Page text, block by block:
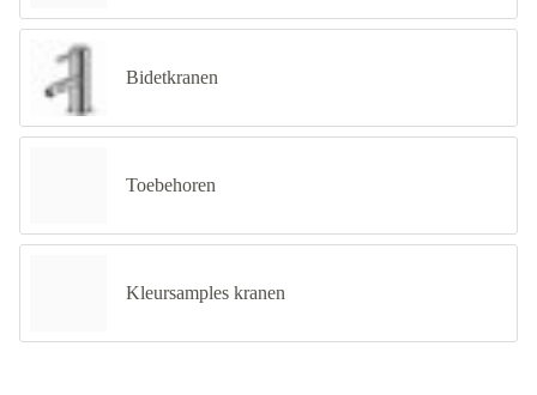
Bidetkranen
Toebehoren
Kleursamples kranen